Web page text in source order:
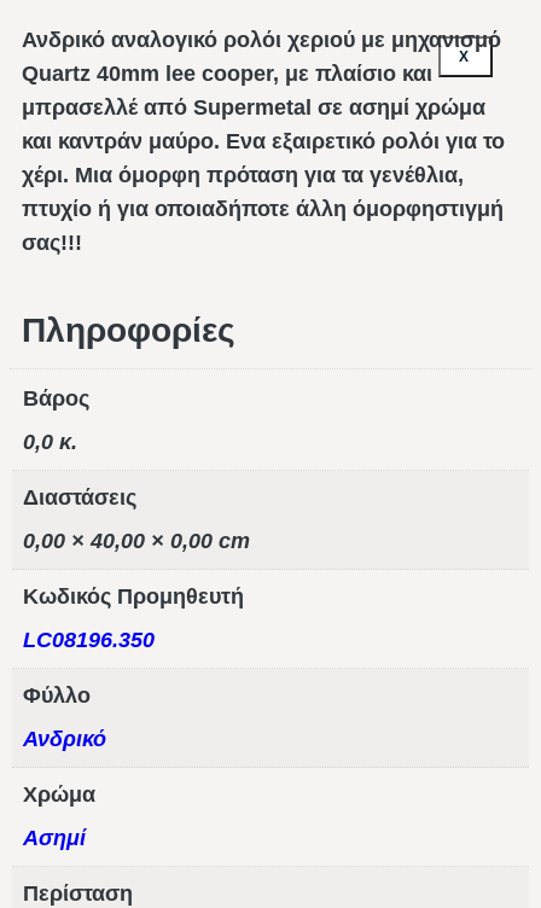
X
Ανδρικό αναλογικό ρολόι χεριού με μηχανισμό
Quartz 40mm lee cooper, με πλαίσιο και
μπρασελλέ από Supermetal σε ασημί χρώμα
και καντράν μαύρο. Ενα εξαιρετικό ρολόι για το
χέρι. Μια όμορφη πρόταση για τα γενέθλια,
πτυχίο ή για οποιαδήποτε άλλη όμορφηστιγμή
σας!!!
Πληροφορίες
Βάρος
0,0 κ.
Διαστάσεις
0,00 × 40,00 × 0,00 cm
Κωδικός Προμηθευτή
LC08196.350
Φύλλο
Ανδρικό
Χρώμα
Ασημί
Περίσταση